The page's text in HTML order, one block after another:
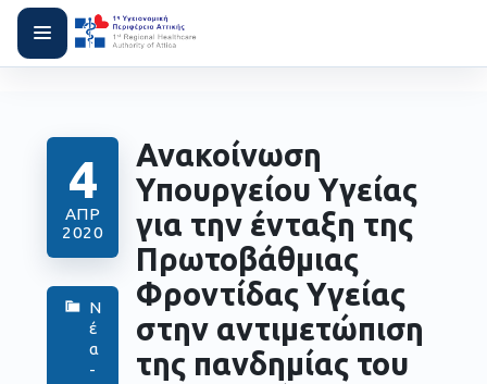
4
ΑΠΡ
2020
Ν
έ
α
-
Ανακοίνωση
Υπουργείου Υγείας
για την ένταξη της
Πρωτοβάθμιας
Φροντίδας Υγείας
στην αντιμετώπιση
της πανδημίας του